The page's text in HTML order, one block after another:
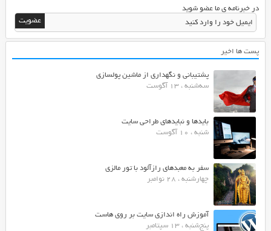
در خبرنامه ی ما عضو شوید
پست ها اخیر
پشتیبانی و نگهداری از ماشین پولسازی
سه‌شنبه ، 13 آگوست
بایدها و نبایدهای طراحی سایت
شنبه ، 10 آگوست
سفر به معبدهای رازآلود با تور مالزی
چهارشنبه ، 28 نوامبر
آموزش راه اندازی سایت بر روی هاست
پنج‌شنبه ، 13 سپتامبر